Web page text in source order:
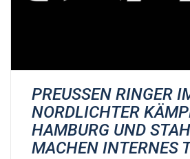
PREUSSEN RINGER
NORDLICHTER
HAMBURG UND
MACHEN INTERNES